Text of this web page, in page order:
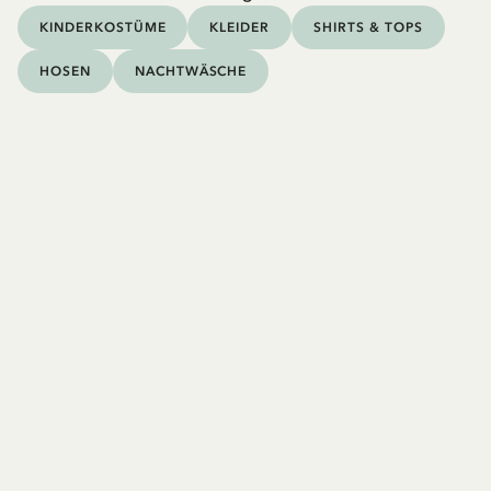
KINDERKOSTÜME KLEIDER SHIRTS & TOPS
HOSEN NACHTWÄSCHE